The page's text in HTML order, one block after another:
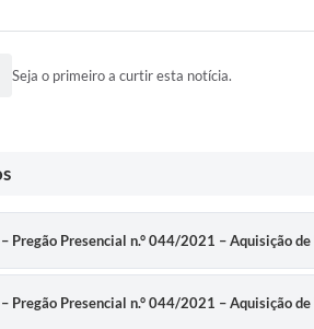
Seja o primeiro a curtir esta notícia.
Pregão Presencial n.° 044/2021 – Aquisição
Pregão Presencial n.° 044/2021 – Aquisição